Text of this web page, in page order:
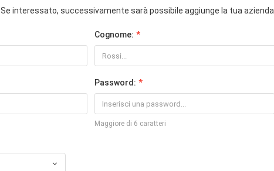
. Se interessato, successivamente sarà possibile aggiunge la tua azienda.
Cognome:
Password:
Maggiore di 6 caratteri